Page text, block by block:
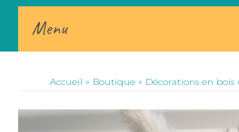
Menu
Accueil » Boutique » Décorations en bois